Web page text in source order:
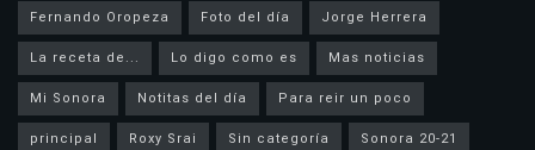
Fernando Oropeza
Foto del día
Jorge Herrera
La receta de...
Lo digo como es
Mas noticias
Mi Sonora
Notitas del día
Para reir un poco
principal
Roxy Srai Sin categoría
Sonora 20-21